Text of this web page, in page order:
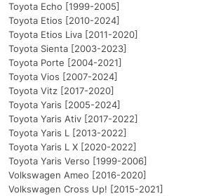
Toyota Echo [1999-2005]
Toyota Etios [2010-2024]
Toyota Etios Liva [2011-2020]
Toyota Sienta [2003-2023]
Toyota Porte [2004-2021]
Toyota Vios [2007-2024]
Toyota Vitz [2017-2020]
Toyota Yaris [2005-2024]
Toyota Yaris Ativ [2017-2022]
Toyota Yaris L [2013-2022]
Toyota Yaris L X [2020-2022]
Toyota Yaris Verso [1999-2006]
Volkswagen Ameo [2016-2020]
Volkswagen Cross Up! [2015-2021]